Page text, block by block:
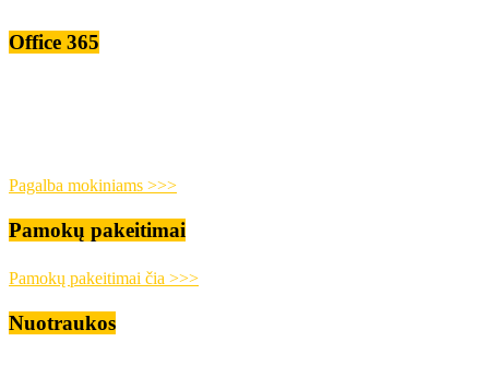
Office 365
Pagalba mokiniams >>>
Pamokų pakeitimai
Pamokų pakeitimai čia >>>
Nuotraukos